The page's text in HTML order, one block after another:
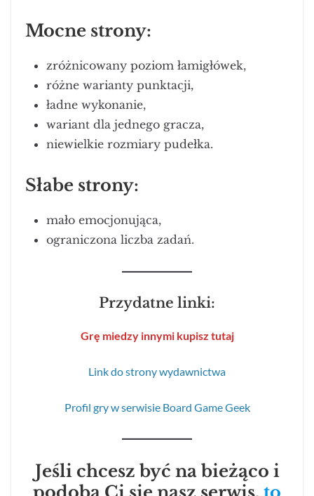
Mocne strony:
zróżnicowany poziom łamigłówek,
różne warianty punktacji,
ładne wykonanie,
wariant dla jednego gracza,
niewielkie rozmiary pudełka.
Słabe strony:
mało emocjonująca,
ograniczona liczba zadań.
Przydatne linki:
Grę miedzy innymi kupisz tutaj
Link do strony wydawnictwa
Profil gry w serwisie Board Game Geek
Jeśli chcesz być na bieżąco i
podoba Ci się nasz serwis, to